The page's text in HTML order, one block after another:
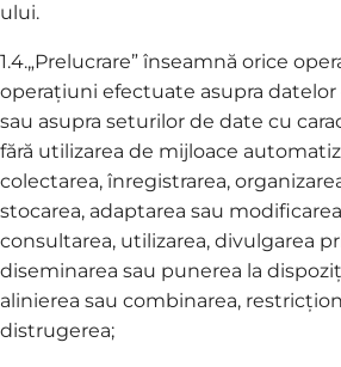
ului.
1.4.„Prelucrare” înseamnă orice
operațiuni efectuate asupra datelor
sau asupra seturilor de date cu
fără utilizarea de mijloace
colectarea, înregistrarea,
stocarea, adaptarea sau
consultarea, utilizarea, divulgarea
diseminarea sau punerea la
alinierea sau combinarea,
distrugerea;